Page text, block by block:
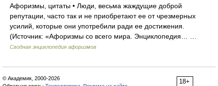
Афоризмы, цитаты • Люди, весьма жаждущие доброй
репутации, часто так и не приобретают ее от чрезмерных
усилий, которые они употребили ради ее достижения.
(Источник: «Афоризмы со всего мира. Энциклопедия… …
Сводная энциклопедия афоризмов
18+
© Академик, 2000-2026